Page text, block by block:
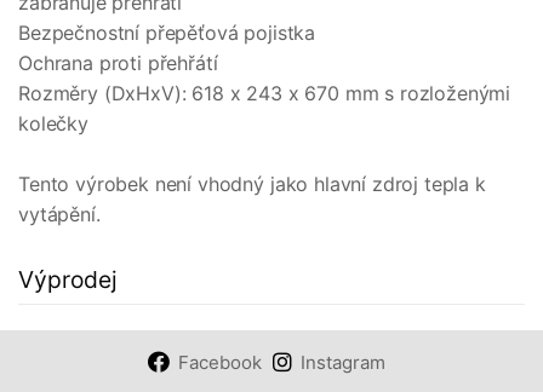
Bezpečnostní přepěťová pojistka
Ochrana proti přehřátí
Rozměry (DxHxV): 618 x 243 x 670 mm s rozloženými
kolečky
Tento výrobek není vhodný jako hlavní zdroj tepla k
vytápění.
Výprodej
Facebook Instagram